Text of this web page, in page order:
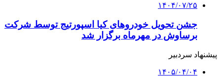
۱۴۰۴/۰۷/۲۵
جشن تحویل خودروهای کیا اسپورتیج توسط شرکت
برساوش در مهرماه برگزار شد
پیشنهاد سردبیر
۱۴۰۵/۰۴/۰۴